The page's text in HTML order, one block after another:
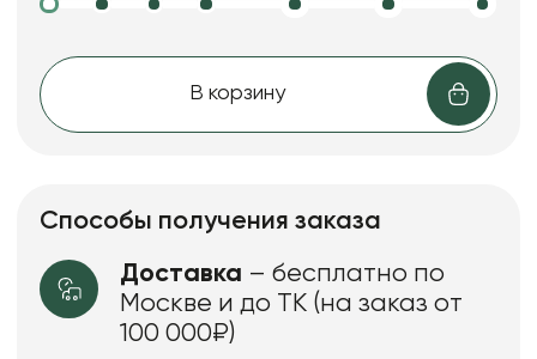
В корзину
Способы получения заказа
Доставка – бесплатно по
Москве и до ТК (на заказ от
100 000₽)